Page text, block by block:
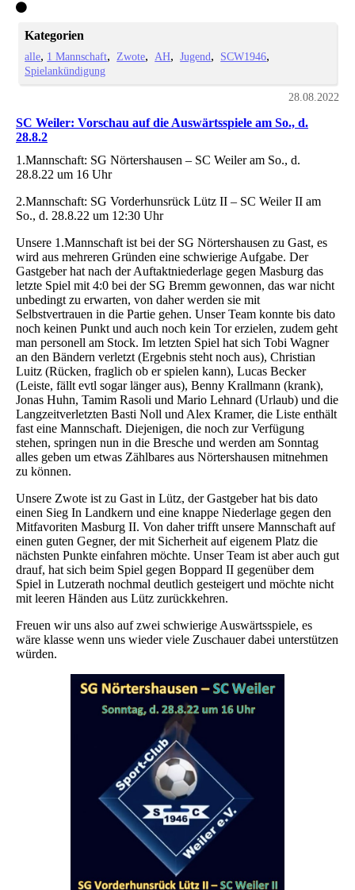
Kategorien
alle 1 Mannschaft Zwote AH Jugend
SCW1946
Spielankündigung
28.08.2022
SC Weiler: Vorschau auf die Auswärtsspiele am So., d.
28.8.2
1.Mannschaft: SG Nörtershausen – SC Weiler am So., d.
28.8.22 um 16 Uhr
2.Mannschaft: SG Vorderhunsrück Lütz II – SC Weiler II am
So., d. 28.8.22 um 12:30 Uhr
Unsere 1.Mannschaft ist bei der SG Nörtershausen zu Gast, es
wird aus mehreren Gründen eine schwierige Aufgabe. Der
Gastgeber hat nach der Auftaktniederlage gegen Masburg das
letzte Spiel mit 4:0 bei der SG Bremm gewonnen, das war nicht
unbedingt zu erwarten, von daher werden sie mit
Selbstvertrauen in die Partie gehen. Unser Team konnte bis dato
noch keinen Punkt und auch noch kein Tor erzielen, zudem geht
man personell am Stock. Im letzten Spiel hat sich Tobi Wagner
an den Bändern verletzt (Ergebnis steht noch aus), Christian
Luitz (Rücken, fraglich ob er spielen kann), Lucas Becker
(Leiste, fällt evtl sogar länger aus), Benny Krallmann (krank),
Jonas Huhn, Tamim Rasoli und Mario Lehnard (Urlaub) und die
Langzeitverletzten Basti Noll und Alex Kramer, die Liste enthält
fast eine Mannschaft. Diejenigen, die noch zur Verfügung
stehen, springen nun in die Bresche und werden am Sonntag
alles geben um etwas Zählbares aus Nörtershausen mitnehmen
zu können.
Unsere Zwote ist zu Gast in Lütz, der Gastgeber hat bis dato
einen Sieg In Landkern und eine knappe Niederlage gegen den
Mitfavoriten Masburg II. Von daher trifft unsere Mannschaft auf
einen guten Gegner, der mit Sicherheit auf eigenem Platz die
nächsten Punkte einfahren möchte. Unser Team ist aber auch gut
drauf, hat sich beim Spiel gegen Boppard II gegenüber dem
Spiel in Lutzerath nochmal deutlich gesteigert und möchte nicht
mit leeren Händen aus Lütz zurückkehren.
Freuen wir uns also auf zwei schwierige Auswärtsspiele, es
wäre klasse wenn uns wieder viele Zuschauer dabei unterstützen
würden.